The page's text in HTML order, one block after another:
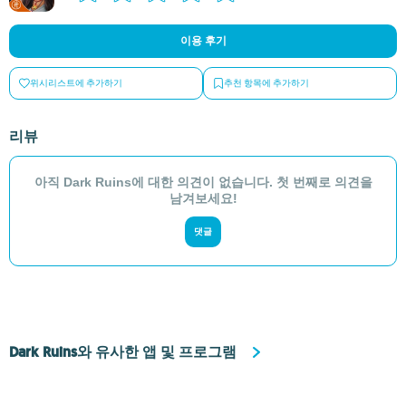
이용 후기
위시리스트에 추가하기 추천 항목에 추가하기
리뷰
아직 Dark Ruins에 대한 의견이 없습니다. 첫 번째로 의견을
남겨보세요!
댓글
Dark Ruins와 유사한 앱 및 프로그램